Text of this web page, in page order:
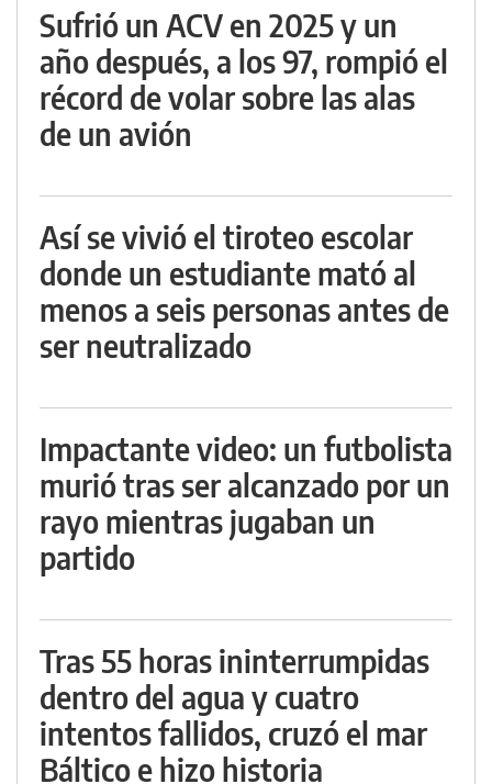
Sufrió un ACV en 2025 y un
año después, a los 97, rompió el
récord de volar sobre las alas
de un avión
Así se vivió el tiroteo escolar
donde un estudiante mató al
menos a seis personas antes de
ser neutralizado
Impactante video: un futbolista
murió tras ser alcanzado por un
rayo mientras jugaban un
partido
Tras 55 horas ininterrumpidas
dentro del agua y cuatro
intentos fallidos, cruzó el mar
Báltico e hizo historia